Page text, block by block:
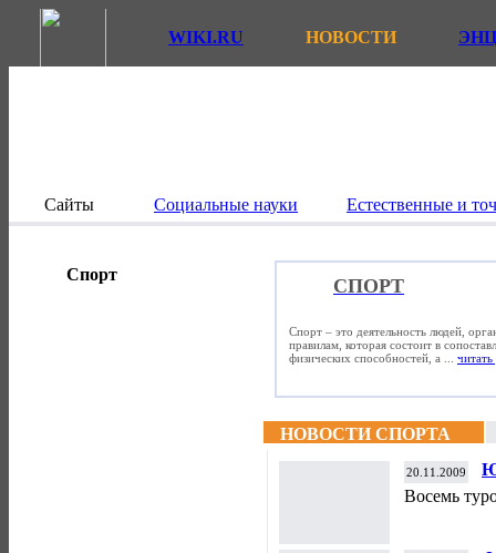
WIKI.RU НОВОСТИ
Сайты Социальные науки Естественные и
Спорт
СПОРТ
Спорт – это деятельность людей,
правилам, которая состоит в
физических способностей, а ... читать
НОВОСТИ СПОРТА
20.11.2009
Восемь